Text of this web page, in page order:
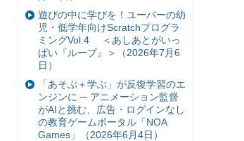
遊びの中に学びを！ユーバーの幼
児・低学年向けScratchプログラ
ミングVol.4 ＜あしあとがいっ
ぱい『ループ』＞（2026年7月6
日）
「あそぶ＋学ぶ」が反復学習のエ
ンジンに ─ アニメーション監督
がAIと挑む、広告・ログインなし
の教育ゲームポータル「NOA
Games」（2026年6月4日）